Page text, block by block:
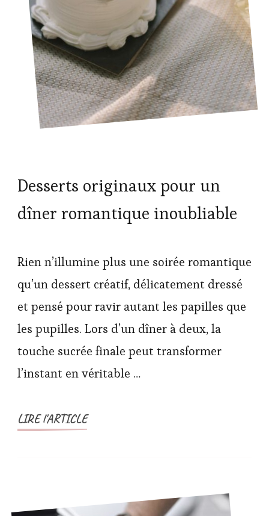
Desserts originaux pour un
dîner romantique inoubliable
Rien n’illumine plus une soirée romantique
qu’un dessert créatif, délicatement dressé
et pensé pour ravir autant les papilles que
les pupilles. Lors d’un dîner à deux, la
touche sucrée finale peut transformer
l’instant en véritable …
LIRE l'ARTICLE